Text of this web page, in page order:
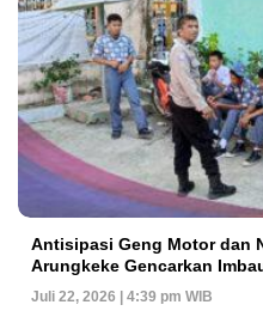
Antisipasi Geng Motor dan
Arungkeke Gencarkan
Juli 22, 2026 | 4:39 pm WIB